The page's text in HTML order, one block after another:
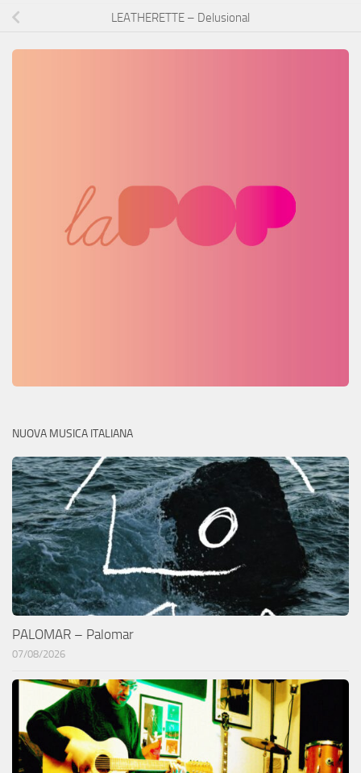
LEATHERETTE – Delusional
NUOVA MUSICA ITALIANA
PALOMAR – Palomar
07/08/2026